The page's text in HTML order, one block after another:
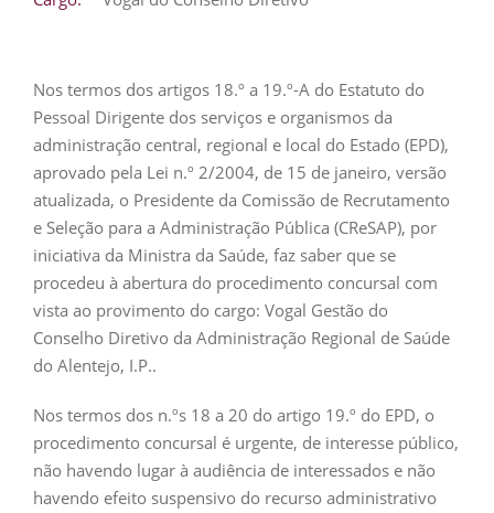
Nos termos dos artigos 18.º a 19.º-A do Estatuto do
Pessoal Dirigente dos serviços e organismos da
administração central, regional e local do Estado (EPD),
aprovado pela Lei n.º 2/2004, de 15 de janeiro, versão
atualizada, o Presidente da Comissão de Recrutamento
e Seleção para a Administração Pública (CReSAP), por
iniciativa da Ministra da Saúde, faz saber que se
procedeu à abertura do procedimento concursal com
vista ao provimento do cargo: Vogal Gestão do
Conselho Diretivo da Administração Regional de Saúde
do Alentejo, I.P..
Nos termos dos n.ºs 18 a 20 do artigo 19.º do EPD, o
procedimento concursal é urgente, de interesse público,
não havendo lugar à audiência de interessados e não
havendo efeito suspensivo do recurso administrativo